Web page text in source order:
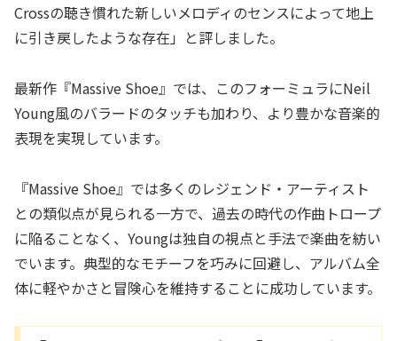
Crossの聴き慣れた新しいメロディのセンスによって地上
に引き戻したような存在」と評しました。
最新作『Massive Shoe』では、このフォーミュラにNeil
Young風のバラードのタッチも加わり、より豊かな音楽的
表現を実現しています。
『Massive Shoe』では多くのレジェンド・アーティスト
との類似点が見られる一方で、過去の時代の作曲トロープ
に陥ることなく、Youngは独自の視点と手法で楽曲を紡い
でいます。典型的なモチーフを巧みに回避し、アルバム全
体に軽やかさと冒険心を維持することに成功しています。